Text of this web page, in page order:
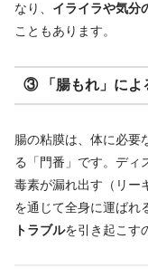
なり、 イライラや気分
こともあります。
③ 「腸もれ」によ
腸の粘膜は、体に必要
る「門番」です。ディ
毒素が漏れ出す（リー
を通じて全身に運ばれ
トラブルを引き起こす